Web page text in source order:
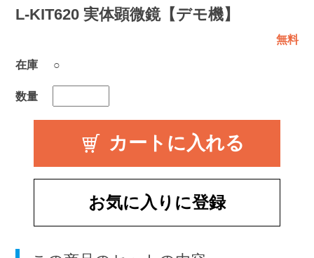
L-KIT620 実体顕微鏡【デモ機】
無料
在庫
○
数量
お気に入りに登録